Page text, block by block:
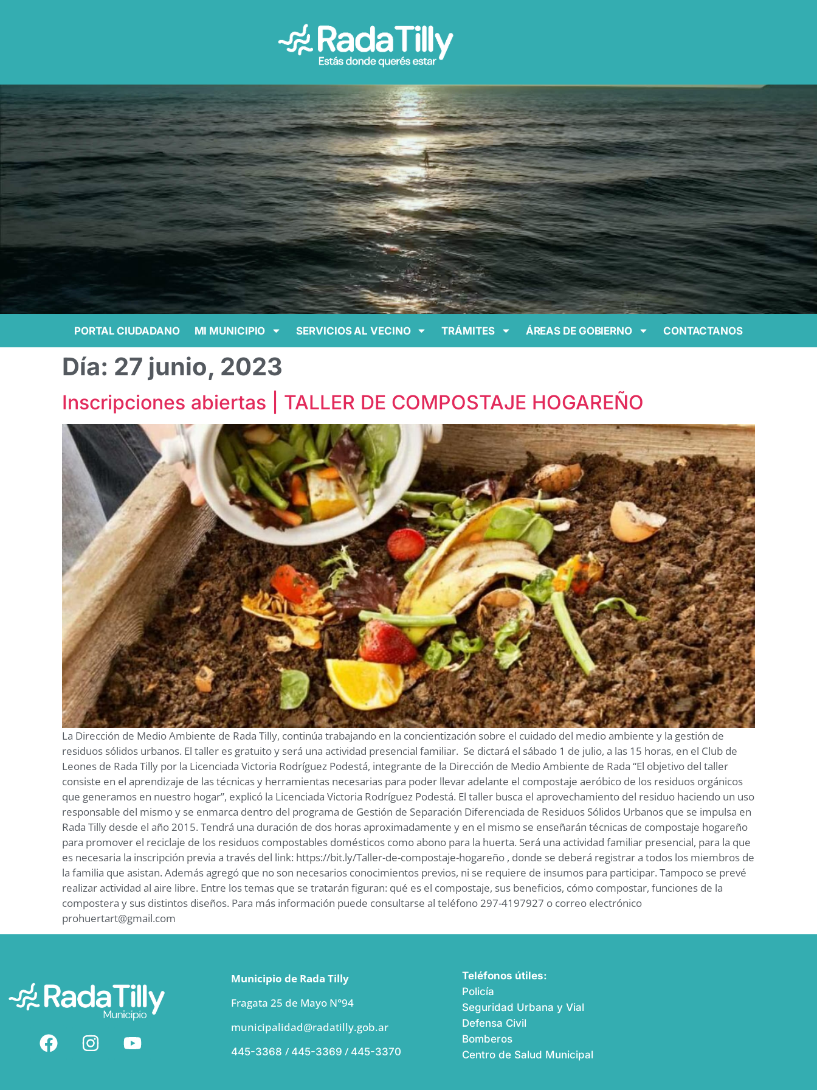
PORTAL CIUDADANO MI MUNICIPIO SERVICIOS AL VECINO TRÁMITES ÁREAS DE GOBIERNO CONTACTANOS
Día: 27 junio, 2023
Inscripciones abiertas | TALLER DE COMPOSTAJE HOGAREÑO
La Dirección de Medio Ambiente de Rada Tilly, continúa trabajando en la concientización sobre el cuidado del medio ambiente y la gestión de
residuos sólidos urbanos. El taller es gratuito y será una actividad presencial familiar. Se dictará el sábado 1 de julio, a las 15 horas, en el Club de
Leones de Rada Tilly por la Licenciada Victoria Rodríguez Podestá, integrante de la Dirección de Medio Ambiente de Rada “El objetivo del taller
consiste en el aprendizaje de las técnicas y herramientas necesarias para poder llevar adelante el compostaje aeróbico de los residuos orgánicos
que generamos en nuestro hogar”, explicó la Licenciada Victoria Rodríguez Podestá. El taller busca el aprovechamiento del residuo haciendo un uso
responsable del mismo y se enmarca dentro del programa de Gestión de Separación Diferenciada de Residuos Sólidos Urbanos que se impulsa en
Rada Tilly desde el año 2015. Tendrá una duración de dos horas aproximadamente y en el mismo se enseñarán técnicas de compostaje hogareño
para promover el reciclaje de los residuos compostables domésticos como abono para la huerta. Será una actividad familiar presencial, para la que
es necesaria la inscripción previa a través del link: https://bit.ly/Taller-de-compostaje-hogareño , donde se deberá registrar a todos los miembros de
la familia que asistan. Además agregó que no son necesarios conocimientos previos, ni se requiere de insumos para participar. Tampoco se prevé
realizar actividad al aire libre. Entre los temas que se tratarán figuran: qué es el compostaje, sus beneficios, cómo compostar, funciones de la
compostera y sus distintos diseños. Para más información puede consultarse al teléfono 297-4197927 o correo electrónico
prohuertart@gmail.com
Municipio de Rada Tilly
Fragata 25 de Mayo N°94
municipalidad@radatilly.gob.ar
445-3368 / 445-3369 / 445-3370
Teléfonos útiles:
Policía
Seguridad Urbana y Vial
Defensa Civil
Bomberos
Centro de Salud Municipal